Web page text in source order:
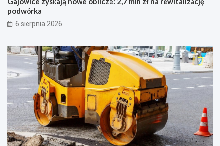
podwórka
6 sierpnia 2026